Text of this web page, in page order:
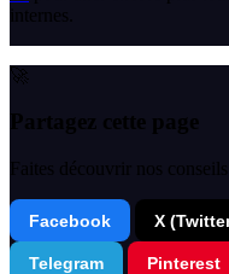
internes.
🚀
Partagez cette page
Faites découvrir nos
Facebook X
Telegram Pinterest